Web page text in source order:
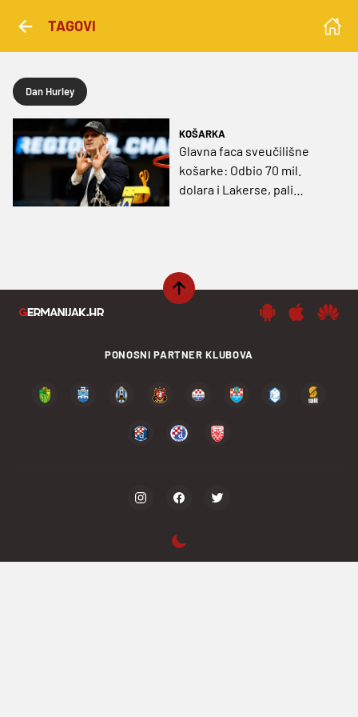
TAGOVI
Dan Hurley
KOŠARKA
Glavna faca sveučilišne
košarke: Odbio 70 mil.
dolara i Lakerse, pali
PONOSNI PARTNER KLUBOVA